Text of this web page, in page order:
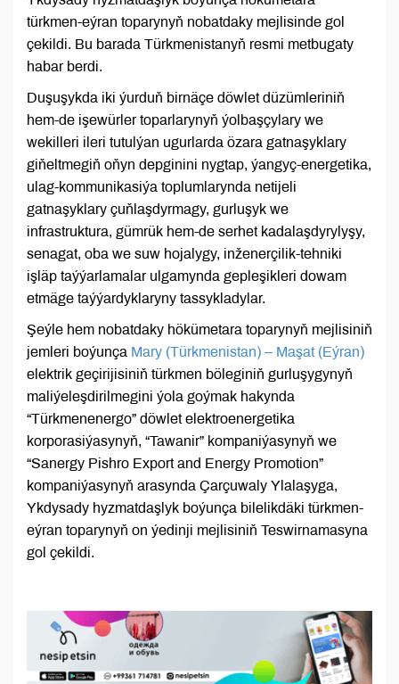
türkmen-eýran toparynyň nobatdaky mejlisinde gol
çekildi. Bu barada Türkmenistanyň resmi metbugaty
habar berdi.
Duşuşykda iki ýurduň birnäçe döwlet düzümleriniň
hem-de işewürler toparlarynyň ýolbaşçylary we
wekilleri ileri tutulýan ugurlarda özara gatnaşyklary
giňeltmegiň oňyn depginini nygtap, ýangyç-energetika,
ulag-kommunikasiýa toplumlarynda netijeli
gatnaşyklary çuňlaşdyrmagy, gurluşyk we
infrastruktura, gümrük hem-de serhet kadalaşdyrylyşy,
senagat, oba we suw hojalygy, inženerçilik-tehniki
işläp taýýarlamalar ulgamynda gepleşikleri dowam
etmäge taýýardyklaryny tassykladylar.
Şeýle hem nobatdaky hökümetara toparynyň mejlisiniň
jemleri boýunça Mary (Türkmenistan) – Maşat (Eýran)
elektrik geçirijisiniň türkmen böleginiň gurluşygynyň
maliýeleşdirilmegini ýola goýmak hakynda
“Türkmenenergo” döwlet elektroenergetika
korporasiýasynyň, “Tawanir” kompaniýasynyň we
“Sanergy Pishro Export and Energy Promotion”
kompaniýasynyň arasynda Çarçuwaly Ylalaşyga,
Ykdysady hyzmatdaşlyk boýunça bilelikdäki türkmen-
eýran toparynyň on ýedinji mejlisiniň Teswirnamasyna
gol çekildi.